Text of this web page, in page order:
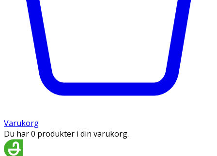
Varukorg
Du har 0 produkter i din varukorg.